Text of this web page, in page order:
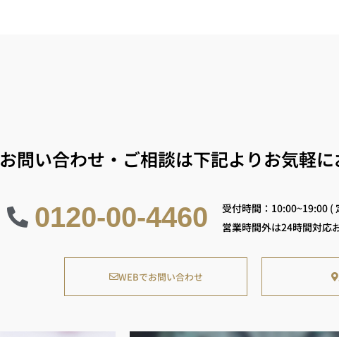
お問い合わせ・ご相談は下記よりお気軽に
0120-00-4460
受付時間：10:00~19:00 (
営業時間外は24時間対応
WEBでお問い合わせ